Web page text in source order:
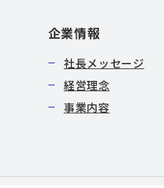
企業情報
社長メッセージ
経営理念
事業内容